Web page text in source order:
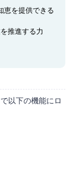
恵を提供できる
推進する力
以下の機能にロ